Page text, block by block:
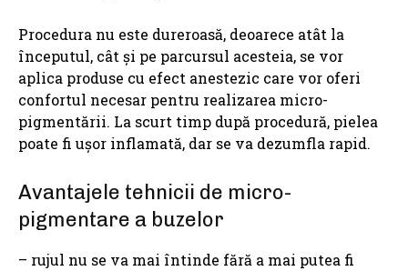
Procedura nu este dureroasă, deoarece atât la
începutul, cât și pe parcursul acesteia, se vor
aplica produse cu efect anestezic care vor oferi
confortul necesar pentru realizarea micro-
pigmentării. La scurt timp după procedură, pielea
poate fi ușor inflamată, dar se va dezumfla rapid.
Avantajele tehnicii de micro-
pigmentare a buzelor
– rujul nu se va mai întinde fără a mai putea fi